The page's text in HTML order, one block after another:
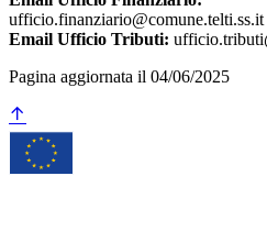
ufficio.finanziario@comune.telti.ss.it
Email Ufficio Tributi:
Pagina aggiornata il 04/06/2025